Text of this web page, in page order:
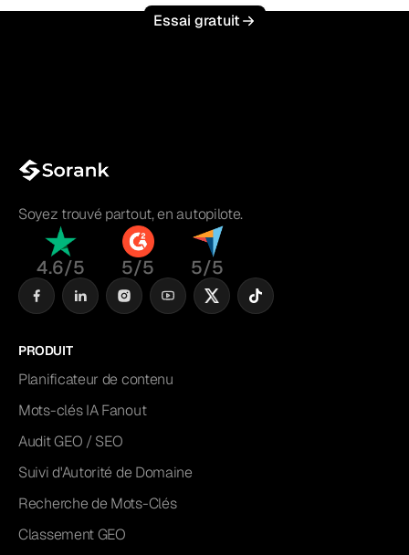
Essai gratuit
Soyez trouvé partout, en autopilote.
4.6/5 5/5 5/5
PRODUIT
Planificateur de contenu
Mots-clés IA Fanout
Audit GEO / SEO
Suivi d'Autorité de Domaine
Recherche de Mots-Clés
Classement GEO